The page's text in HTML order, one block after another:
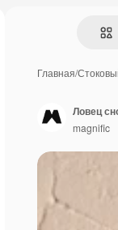
Главная/
Ловец
magnific